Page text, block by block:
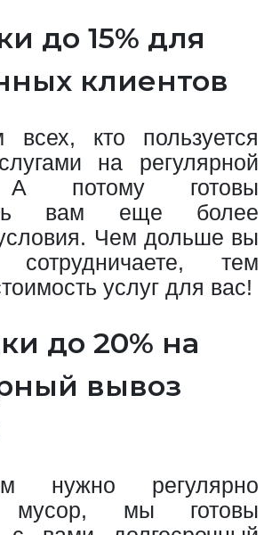
до 15% для
клиентов
кто пользуется
на регулярной
А потому готовы
вам еще более
Чем дольше вы
тем
услуг для вас!
до 20% на
вывоз
нужно регулярно
мусор, мы готовы